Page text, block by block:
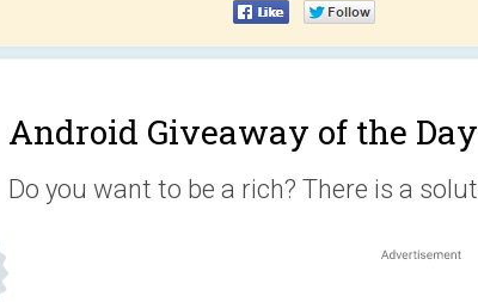
Android Giveaway of the
Do you want to be a rich? There is a